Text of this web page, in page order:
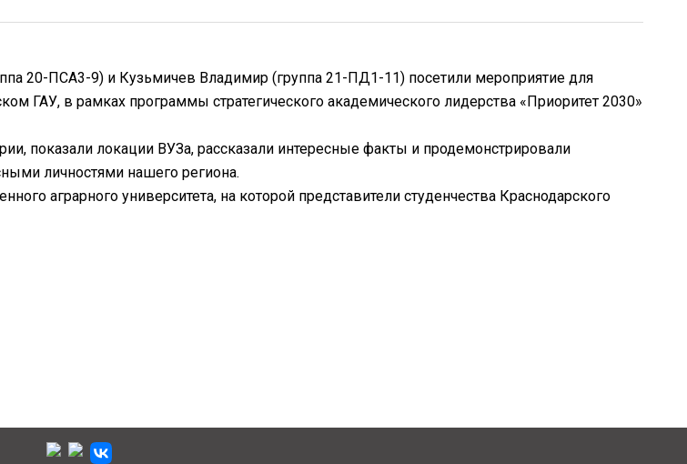
20-ПСА3-9) и Кузьмичев Владимир (группа 21-ПД1-11) посетили мероприятие для
ГАУ, в рамках программы стратегического академического лидерства «Приоритет 2030»
показали локации ВУЗа, рассказали интересные факты и продемонстрировали
личностями нашего региона.
аграрного университета, на которой представители студенчества Краснодарского